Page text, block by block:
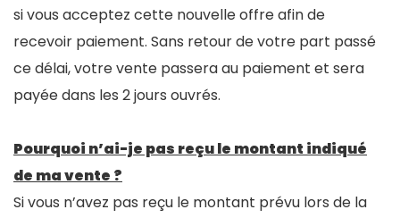
si vous acceptez cette nouvelle offre afin de
recevoir paiement. Sans retour de votre part passé
ce délai, votre vente passera au paiement et sera
payée dans les 2 jours ouvrés.
Pourquoi n’ai-je pas reçu le montant indiqué
de ma vente ?
Si vous n’avez pas reçu le montant prévu lors de la